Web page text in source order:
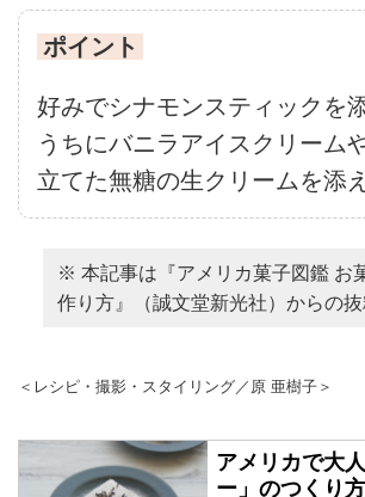
ポイント
好みでシナモンスティックを
うちにバニラアイスクリーム
立てた無糖の生クリームを添
※ 本記事は『アメリカ菓子図鑑 お
作り方』（誠文堂新光社）からの
＜レシピ・撮影・スタイリング／原 亜樹子＞
アメリカで大
ー」のつくり